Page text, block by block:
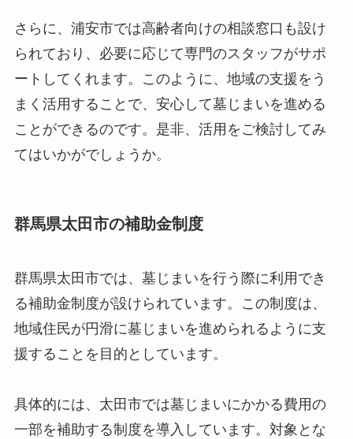
さらに、浦安市では高齢者向けの相談窓口も設け
られており、必要に応じて専門のスタッフがサポ
ートしてくれます。このように、地域の支援をう
まく活用することで、安心して墓じまいを進める
ことができるのです。是非、活用をご検討してみ
てはいかがでしょうか。
群馬県太田市の補助金制度
群馬県太田市では、墓じまいを行う際に利用でき
る補助金制度が設けられています。この制度は、
地域住民が円滑に墓じまいを進められるように支
援することを目的としています。
具体的には、太田市では墓じまいにかかる費用の
一部を補助する制度を導入しています。対象とな